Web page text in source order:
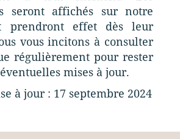
seront affichés sur notre
prendront effet dès leur
vous incitons à consulter
régulièrement pour rester
mises à jour.
à jour : 17 septembre 2024